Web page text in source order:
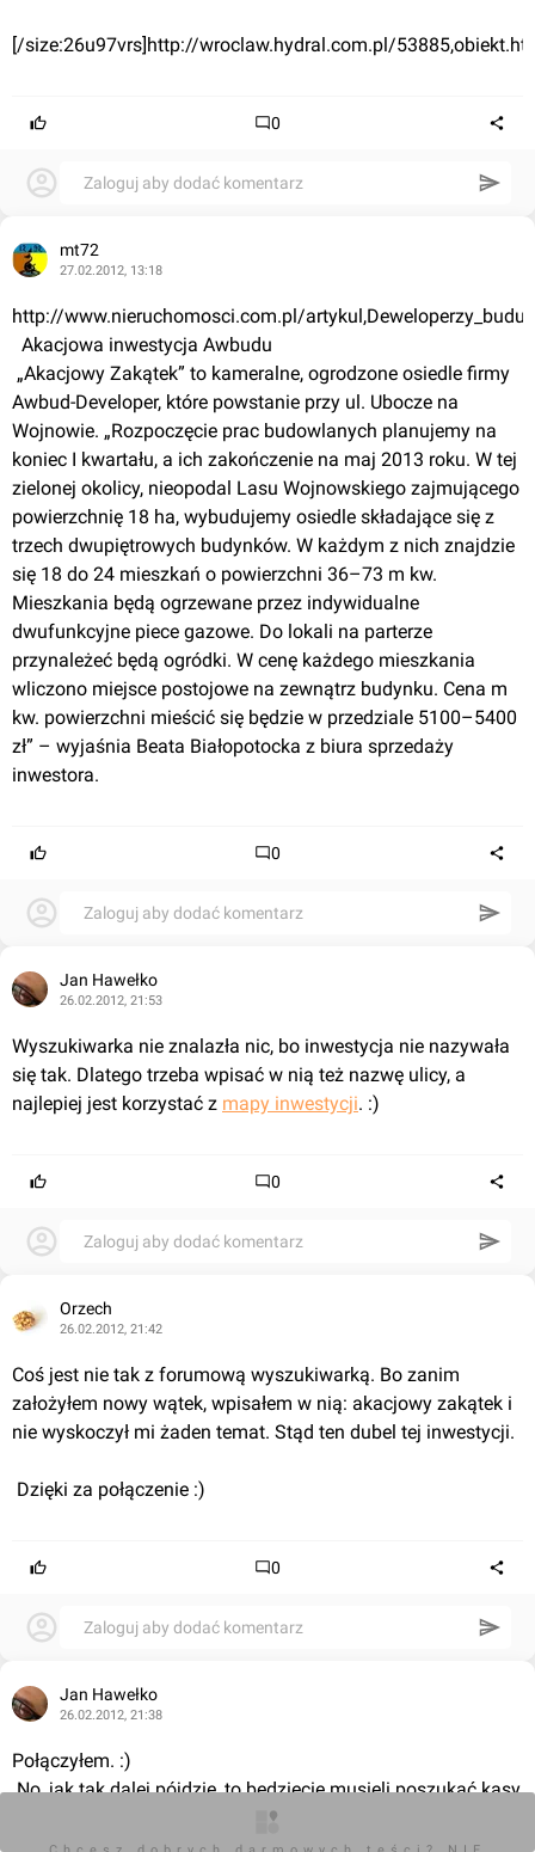
[/size:26u97vrs] http://wroclaw.hydral.com.pl/
0
Zaloguj aby dodać komentarz
mt72
27.02.2012, 13:18
http://www.nieruchomosci.com.pl/
  Akacjowa inwestycja Awbudu
Awbud-Developer, które powstanie przy ul. Ubocze na
Wojnowie. „Rozpoczęcie prac budowlanych planujemy na
koniec I kwartału, a ich zakończenie na maj 2013 roku. W tej
zielonej okolicy, nieopodal Lasu Wojnowskiego zajmującego
powierzchnię 18 ha, wybudujemy osiedle składające się z
trzech dwupiętrowych budynków. W każdym z nich znajdzie
się 18 do 24 mieszkań o powierzchni 36–73 m kw.
Mieszkania będą ogrzewane przez indywidualne
dwufunkcyjne piece gazowe. Do lokali na parterze
przynależeć będą ogródki. W cenę każdego mieszkania
wliczono miejsce postojowe na zewnątrz budynku. Cena m
kw. powierzchni mieścić się będzie w przedziale 5100–5400
zł” – wyjaśnia Beata Białopotocka z biura sprzedaży
inwestora.
0
Zaloguj aby dodać komentarz
Jan Hawełko
26.02.2012, 21:53
Wyszukiwarka nie znalazła nic, bo inwestycja nie nazywała
się tak. Dlatego trzeba wpisać w nią też nazwę ulicy, a
najlepiej jest korzystać z mapy inwestycji. :)
0
Zaloguj aby dodać komentarz
Orzech
26.02.2012, 21:42
Coś jest nie tak z forumową wyszukiwarką. Bo zanim
założyłem nowy wątek, wpisałem w nią: akacjowy zakątek i
nie wyskoczył mi żaden temat. Stąd ten dubel tej inwestycji.
Dzięki za połączenie :)
0
Zaloguj aby dodać komentarz
Jan Hawełko
26.02.2012, 21:38
Połączyłem. :)
No, jak tak dalej pójdzie, to będziecie musieli poszukać kasy
Ja z MatKozem nie
obsłużymy 16 województw inwestycji. ;)